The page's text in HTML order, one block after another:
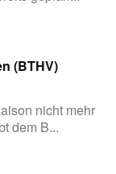
(BTHV)
nicht mehr
dem B...